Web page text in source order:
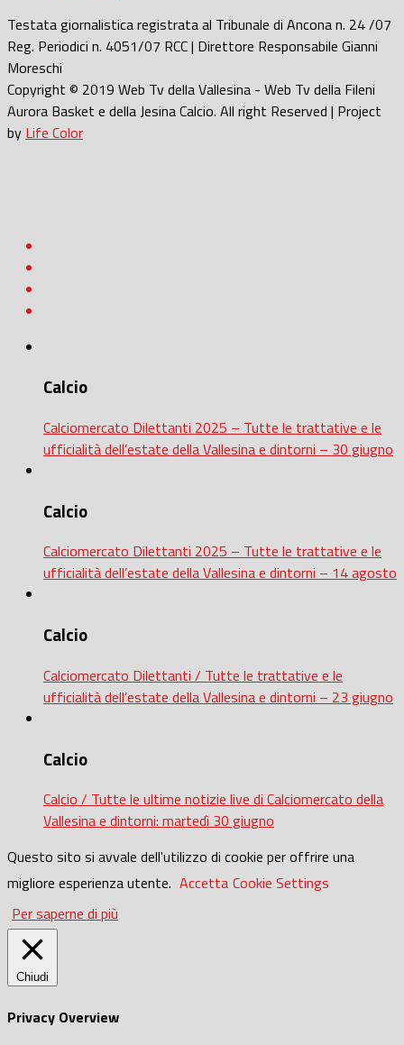
Testata giornalistica registrata al Tribunale di Ancona n. 24 /07
Reg. Periodici n. 4051/07 RCC | Direttore Responsabile Gianni
Moreschi
Copyright © 2019 Web Tv della Vallesina - Web Tv della Fileni
Aurora Basket e della Jesina Calcio. All right Reserved | Project
by Life Color
Calcio
Calciomercato Dilettanti 2025 – Tutte le trattative e le
ufficialità dell’estate della Vallesina e dintorni – 30 giugno
Calcio
Calciomercato Dilettanti 2025 – Tutte le trattative e le
ufficialità dell’estate della Vallesina e dintorni – 14 agosto
Calcio
Calciomercato Dilettanti / Tutte le trattative e le
ufficialità dell’estate della Vallesina e dintorni – 23 giugno
Calcio
Calcio / Tutte le ultime notizie live di Calciomercato della
Vallesina e dintorni: martedì 30 giugno
Questo sito si avvale dell'utilizzo di cookie per offrire una
migliore esperienza utente. Accetta Cookie Settings
Per saperne di più
Chiudi
Privacy Overview